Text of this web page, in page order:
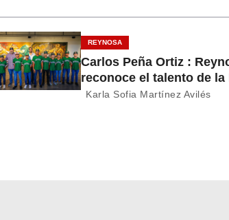
REYNOSA
Carlos Peña Ortiz :
reconoce el talento de la
Treviño Kelly,
Karla Sofia Martínez Avilés